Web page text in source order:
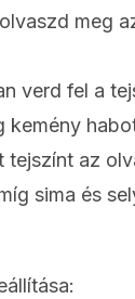
meg
verd fel a
kemény
tejszínt az
sima és